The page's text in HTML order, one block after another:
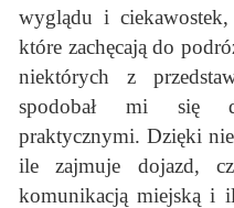
wyglądu i
które zachęcają do
niektórych z
spodobał mi się
praktycznymi. Dzięki
ile zajmuje dojazd,
komunikacją miejską i